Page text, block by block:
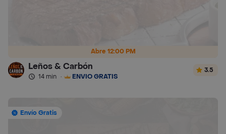
Abre 12:00 PM
Leños & Carbón
14 min · ENVÍO GRATIS
3.5
Envío Gratis